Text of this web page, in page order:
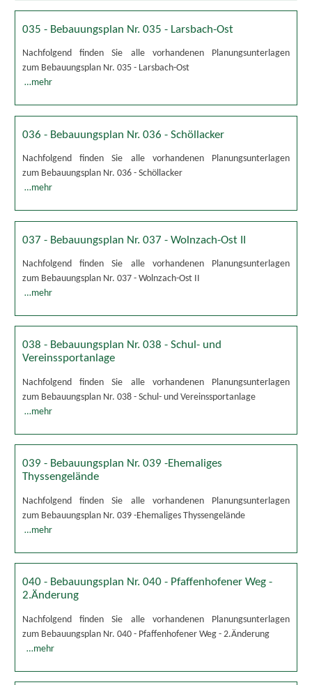
035 - Bebauungsplan Nr. 035 - Larsbach-Ost
Nachfolgend finden Sie alle vorhandenen Planungsunterlagen
zum Bebauungsplan Nr. 035 - Larsbach-Ost
…mehr
036 - Bebauungsplan Nr. 036 - Schöllacker
Nachfolgend finden Sie alle vorhandenen Planungsunterlagen
zum Bebauungsplan Nr. 036 - Schöllacker
…mehr
037 - Bebauungsplan Nr. 037 - Wolnzach-Ost II
Nachfolgend finden Sie alle vorhandenen Planungsunterlagen
zum Bebauungsplan Nr. 037 - Wolnzach-Ost II
…mehr
038 - Bebauungsplan Nr. 038 - Schul- und
Vereinssportanlage
Nachfolgend finden Sie alle vorhandenen Planungsunterlagen
zum Bebauungsplan Nr. 038 - Schul- und Vereinssportanlage
…mehr
039 - Bebauungsplan Nr. 039 -Ehemaliges
Thyssengelände
Nachfolgend finden Sie alle vorhandenen Planungsunterlagen
zum Bebauungsplan Nr. 039 -Ehemaliges Thyssengelände
…mehr
040 - Bebauungsplan Nr. 040 - Pfaffenhofener Weg -
2.Änderung
Nachfolgend finden Sie alle vorhandenen Planungsunterlagen
zum Bebauungsplan Nr. 040 - Pfaffenhofener Weg - 2.Änderung
…mehr